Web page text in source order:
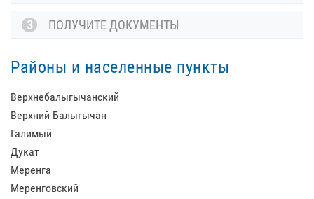
3 ПОЛУЧИТЕ ДОКУМЕНТЫ
Районы и населенные пункты
Верхнебалыгычанский
Верхний Балыгычан
Галимый
Дукат
Меренга
Меренговский